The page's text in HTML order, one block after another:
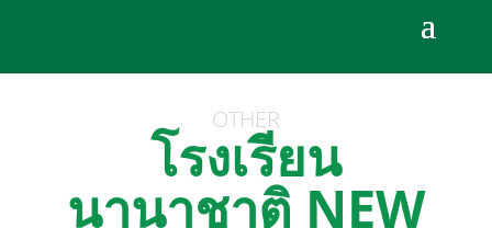
OTHER
โรงเรียน
นานาชาติ NEW